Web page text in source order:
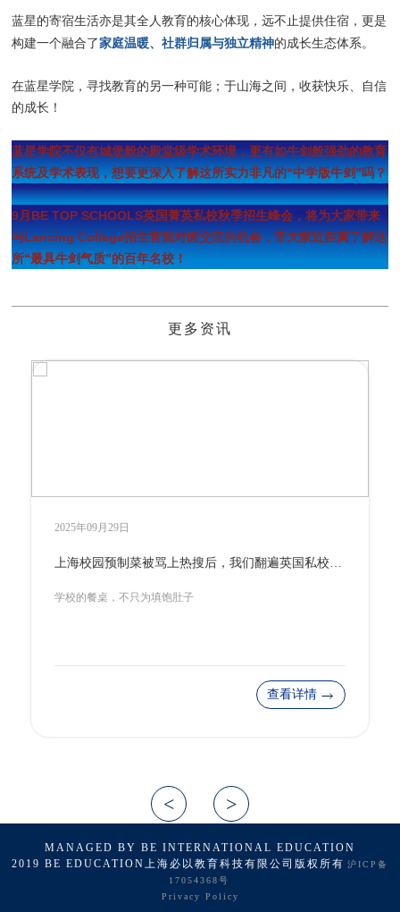
蓝星的寄宿生活亦是其全人教育的核心体现，远不止提供住宿，更是
构建一个融合了家庭温暖、社群归属与独立精神的成长生态体系。
在蓝星学院，寻找教育的另一种可能；于山海之间，收获快乐、自信
的成长！
蓝星学院不仅有城堡般的殿堂级学术环境，更有如牛剑般强劲的教育
系统及学术表现，想要更深入了解这所实力非凡的“中学版牛剑”吗？
9月 BE TOP SCHOOLS英国菁英私校秋季招生峰会，将为大家带来
与Lancing College招生官面对面交流的机会，带大家近距离了解这
所“最具牛剑气质”的百年名校！
更多资讯
2025年09月23日
重磅！英国留学大洗牌：曼大砍专业、剑桥拒托福、UCL TARA考试登场！
注意这些关键变化
查看详情
MANAGED BY BE INTERNATIONAL EDUCATION
2019 BE EDUCATION上海必以教育科技有限公司版权所有 沪ICP备
17054368号
Privacy Policy